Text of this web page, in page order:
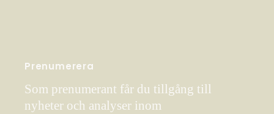
Prenumerera
Som prenumerant får du tillgång till
nyheter och analyser inom